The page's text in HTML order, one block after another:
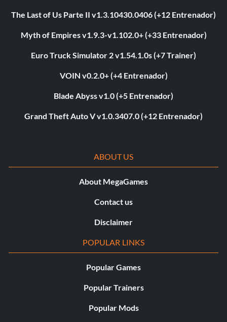
The Last of Us Parte II v1.3.10430.0406 (+12 Entrenador)
Myth of Empires v1.9.3-v1.102.0+ (+33 Entrenador)
Euro Truck Simulator 2 v1.54.1.0s (+7 Trainer)
VOIN v0.2.0+ (+4 Entrenador)
Blade Abyss v1.0 (+5 Entrenador)
Grand Theft Auto V v1.0.3407.0 (+12 Entrenador)
ABOUT US
About MegaGames
Contact us
Disclaimer
POPULAR LINKS
Popular Games
Popular Trainers
Popular Mods